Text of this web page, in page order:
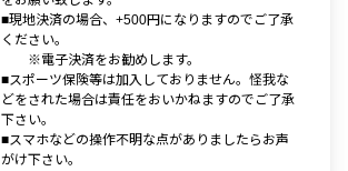
■現地決済の場合、+500円になりますのでご了承
ください。
※電子決済をお勧めします。
■スポーツ保険等は加入しておりません。怪我な
どをされた場合は責任をおいかねますのでご了承
下さい。
■スマホなどの操作不明な点がありましたらお声
がけ下さい。